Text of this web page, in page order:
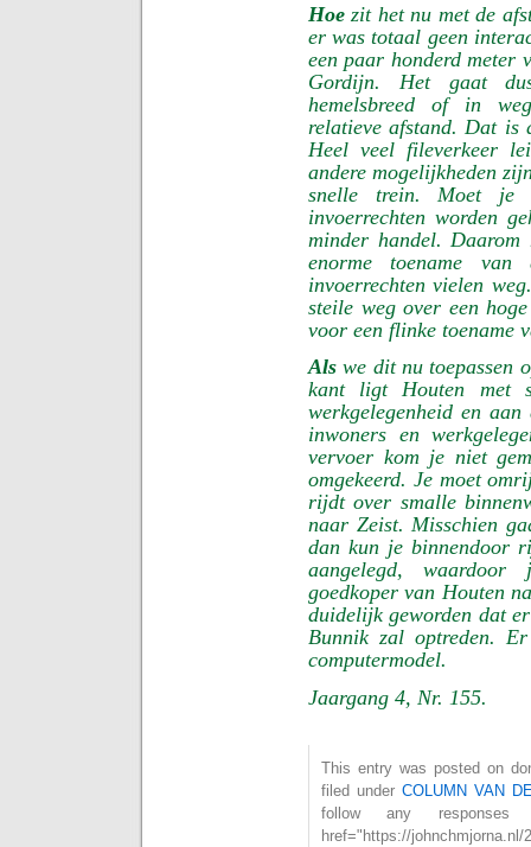
Hoe zit het nu met de
er was totaal geen
een paar honderd meter
Gordijn. Het gaat
hemelsbreed of in
relatieve afstand. Dat is
Heel veel fileverkeer
andere mogelijkheden
snelle trein. Moet je
invoerrechten worden
minder handel.
enorme toename
invoerrechten vielen
steile weg over een
voor een flinke toename
Als we dit nu toepassen
kant ligt Houten met
werkgelegenheid en
inwoners en
vervoer kom je niet
omgekeerd. Je moet
rijdt over smalle
naar Zeist. Misschien
dan kun je binnendoor
aangelegd,
goedkoper van Houten
duidelijk geworden dat
Bunnik zal optreden.
computermodel.
Jaargang 4, Nr. 155.
This entry was posted on
filed underCOLUMN VAN
follow any
href="https://johnchmjorna.nl/